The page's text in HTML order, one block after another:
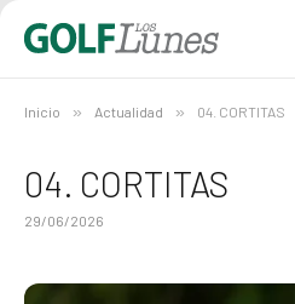
Inicio » Actualidad » 04. CORTITAS
04. CORTITAS
29/06/2026